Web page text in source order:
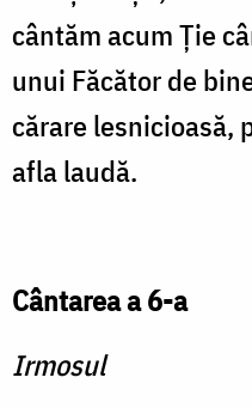
cântăm acum Ţie
unui Făcător de
cărare lesnicioasă,
afla laudă.
Cântarea a 6-a
Irmosul